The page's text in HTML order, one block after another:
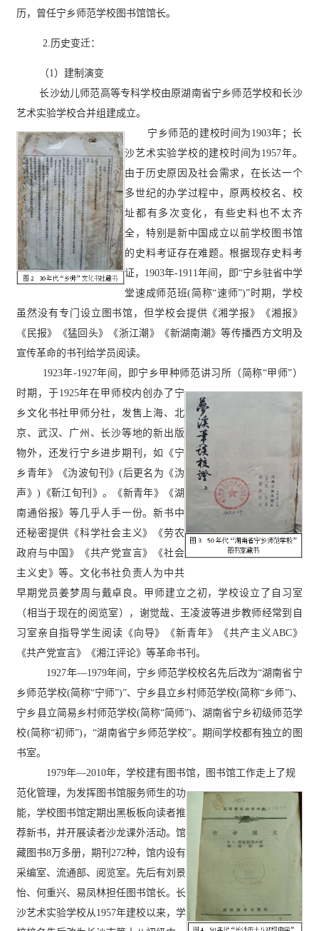
历，曾任宁乡师范学校图书馆馆长。
2.历史变迁：
（1）建制演变
长沙幼儿师范高等专科学校由原湖南省宁乡师范学校和长沙
艺术实验学校合并组建成立。
宁乡师范的建校时间为 1903年 ； 长
沙艺术实验学校的建校时间为 1957年。
由于历史原因及社会需求，在长达一个
多世纪的办学过程中，原两校校名、校
址都有多次变化，有些史料也不太齐
全，特别是新中国成立以前学校图书馆
的史料考证存在难题。根据现存史料考
证，1903年-1911年间，即“宁乡驻省中学
堂速成师范班(简称“速师”)”时期，学校
虽然没有专门设立图书馆，但学校会提供 《湘学报》《湘报》
《民报》《猛回头》《浙江潮》《新湖南潮》等传播西方文明 及
宣传革命的书刊给学员 阅读。
1923年-1927年间，即宁乡甲种师范讲习所（简称“甲师”）
时期，于1925年在甲师校内创办了 宁
乡文化书社甲师分社 ， 发售上海、北
京、武汉、广州、长沙等地的新出版
物外，还发行宁乡进步期刊 ，如《宁
乡青年》《沩波旬刊 》(后更名为《沩
声》)《靳江旬刊》。《新青年》《湖
南通俗报》等 几乎人手一份。新书中
还秘密提供《科学社会主义》《劳农
政府与中国》《共产党宣言》《社会
主义史》等。文化书社负责人为中共
早期党员 姜梦周与戴卓良。甲师建立之初，学校设立了自习室
（相当于现在的阅览室）， 谢觉哉、王凌波等进步教师经常到自
习室亲自指导学生阅读《向导》《新青年》《共产主义ABC》
《共产党宣言》《湘江评论》等革命书刊。
1927年—1979年间，宁乡师范学校校名先后改为“湖南省宁
乡师范学校(简称“宁师”)”、宁乡县立乡村师范学校(简称“乡师”)、
宁乡县立简易乡村师范学校(简称“简师”)、湖南省宁乡初级师范学
校(简称“初师”)，“湖南省宁乡师范学校”。期间学校都有独立的图
书室。
1979年—2010年，学校建有图书馆，
图书馆工作走上了规
范化管理，为发挥图书馆服务师生的功
能，学校图书馆定期出黑板板向读者推
荐新书，并开展读者沙龙课外活动。馆
藏图书8万多册，期刊272种，馆内设有
采编室、流通部、阅览室。先后有刘景
怡、何重兴、易凤林担任图书馆长。长
沙艺术实验学校从1957年建校以来，学